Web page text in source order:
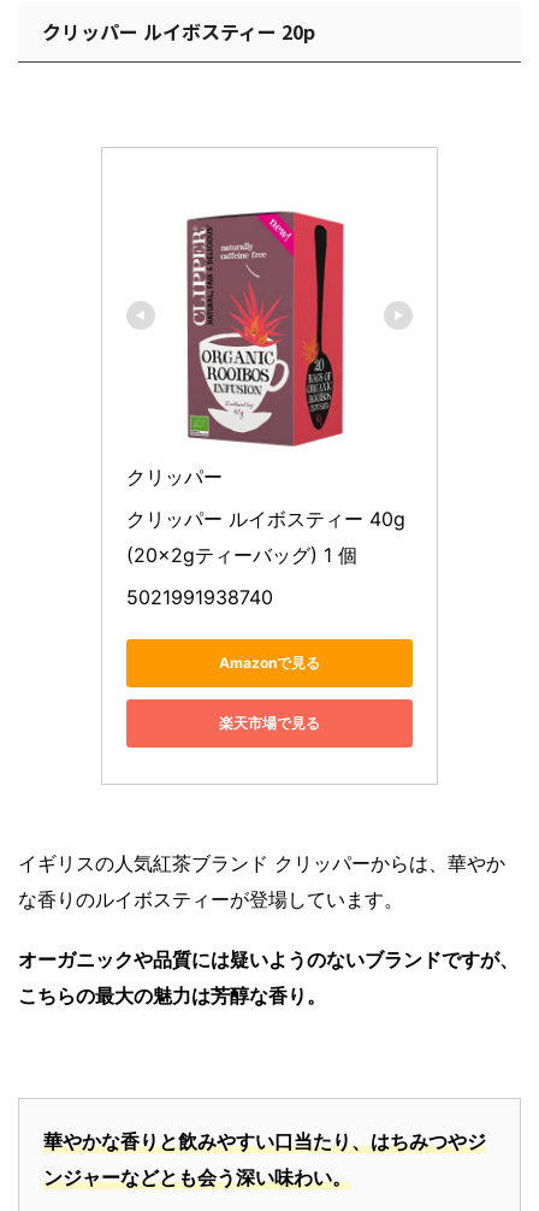
クリッパー ルイボスティー 20p
クリッパー
クリッパー ルイボスティー 40g
(20×2gティーバッグ) 1 個
5021991938740
Amazonで見る
楽天市場で見る
イギリスの人気紅茶ブランド クリッパーからは、華やか
な香りのルイボスティーが登場しています。
オーガニックや品質には疑いようのないブランドですが、
こちらの最大の魅力は芳醇な香り。
華やかな香りと飲みやすい口当たり、はちみつやジ
ンジャーなどとも会う深い味わい。